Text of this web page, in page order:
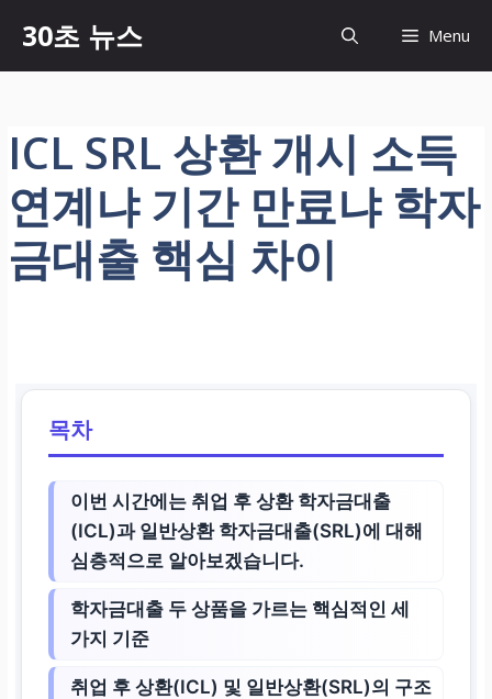
츠
뛰
기
30초 뉴스 Menu
ICL SRL 상환 개시 소득
연계냐 기간 만료냐 학자
금대출 핵심 차이
목차
이번 시간에는 취업 후 상환 학자금대출
(ICL)과 일반상환 학자금대출(SRL)에 대해
심층적으로 알아보겠습니다.
학자금대출 두 상품을 가르는 핵심적인 세
가지 기준
취업 후 상환(ICL) 및 일반상환(SRL)의 구조